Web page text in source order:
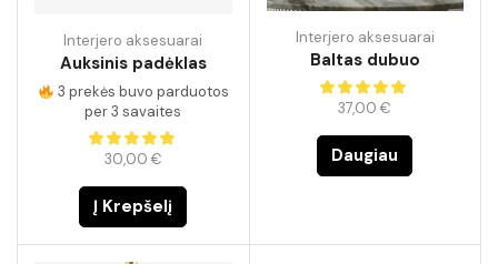
Interjero aksesuarai
Auksinis padėklas
3 prekės buvo parduotos
per 3 savaites
30,00 €
Į Krepšelį
Interjero aksesuarai
Baltas dubuo
37,00€
Daugiau